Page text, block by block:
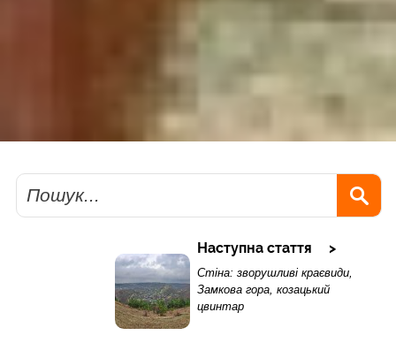
Пошук
Наступна стаття
Стіна: зворушливі краєвиди,
Замкова гора, козацький
цвинтар